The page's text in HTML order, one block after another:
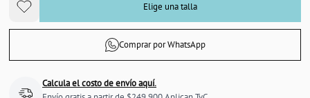
Elige una talla
Comprar por WhatsApp
Calcula el costo de envío aquí.